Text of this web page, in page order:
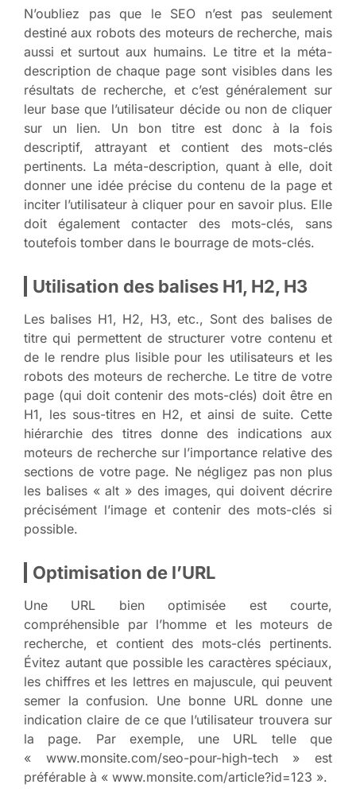
N’oubliez pas que le SEO n’est pas seulement
destiné aux robots des moteurs de recherche, mais
aussi et surtout aux humains. Le titre et la méta-
description de chaque page sont visibles dans les
résultats de recherche, et c’est généralement sur
leur base que l’utilisateur décide ou non de cliquer
sur un lien. Un bon titre est donc à la fois
descriptif, attrayant et contient des mots-clés
pertinents. La méta-description, quant à elle, doit
donner une idée précise du contenu de la page et
inciter l’utilisateur à cliquer pour en savoir plus. Elle
doit également contacter des mots-clés, sans
toutefois tomber dans le bourrage de mots-clés.
Utilisation des balises H1, H2, H3
Les balises H1, H2, H3, etc., Sont des balises de
titre qui permettent de structurer votre contenu et
de le rendre plus lisible pour les utilisateurs et les
robots des moteurs de recherche. Le titre de votre
page (qui doit contenir des mots-clés) doit être en
H1, les sous-titres en H2, et ainsi de suite. Cette
hiérarchie des titres donne des indications aux
moteurs de recherche sur l’importance relative des
sections de votre page. Ne négligez pas non plus
les balises « alt » des images, qui doivent décrire
précisément l’image et contenir des mots-clés si
possible.
Optimisation de l’URL
Une URL bien optimisée est courte,
compréhensible par l’homme et les moteurs de
recherche, et contient des mots-clés pertinents.
Évitez autant que possible les caractères spéciaux,
les chiffres et les lettres en majuscule, qui peuvent
semer la confusion. Une bonne URL donne une
indication claire de ce que l’utilisateur trouvera sur
la page. Par exemple, une URL telle que
« www.monsite.com/seo-pour-high-tech » est
préférable à « www.monsite.com/article?id=123 ».